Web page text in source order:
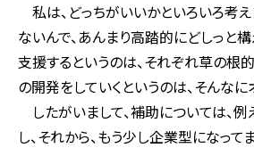
私は、どっちがいいかといろいろ考
ないんで、あんまり高踏的にどしっと
支援するというのは、それぞれ草の根
の開発をしていくというのは、そんな
したがいまして、補助については、
し、それから、もう少し企業型になっ